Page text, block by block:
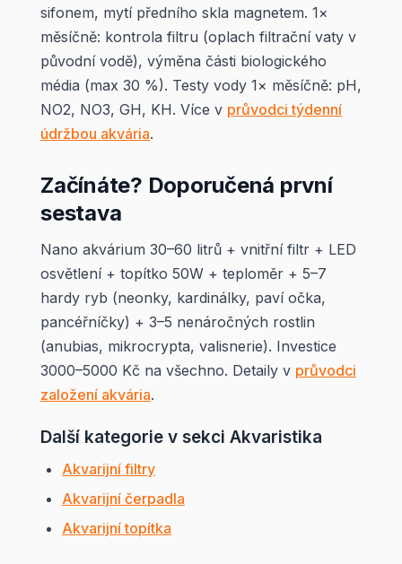
sifonem, mytí předního skla magnetem. 1×
měsíčně: kontrola filtru (oplach filtrační vaty v
původní vodě), výměna části biologického
média (max 30 %). Testy vody 1× měsíčně: pH,
NO2, NO3, GH, KH. Více v průvodci týdenní
údržbou akvária.
Začínáte? Doporučená první
sestava
Nano akvárium 30–60 litrů + vnitřní filtr + LED
osvětlení + topítko 50W + teploměr + 5–7
hardy ryb (neonky, kardinálky, paví očka,
pancéřníčky) + 3–5 nenáročných rostlin
(anubias, mikrocrypta, valisnerie). Investice
3000–5000 Kč na všechno. Detaily v průvodci
založení akvária.
Další kategorie v sekci Akvaristika
Akvarijní filtry
Akvarijní čerpadla
Akvarijní topítka